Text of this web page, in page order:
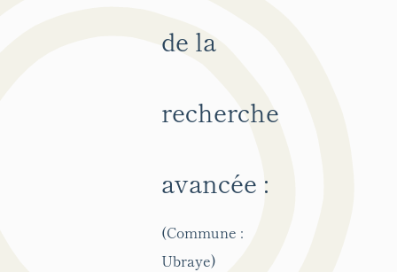
de la
recherche
avancée :
(Commune :
Ubraye)